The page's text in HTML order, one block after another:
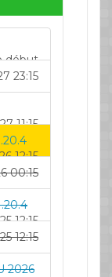
début
23:15
11:15
12:15
00:15
12:15
12:15
2026